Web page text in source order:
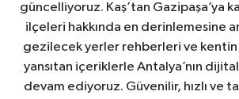
güncelliyoruz. Kaş’tan Gazipaşa’ya
ilçeleri hakkında en derinlemesine
gezilecek yerler rehberleri ve kentin
yansıtan içeriklerle Antalya’nın dijital
devam ediyoruz. Güvenilir, hızlı ve